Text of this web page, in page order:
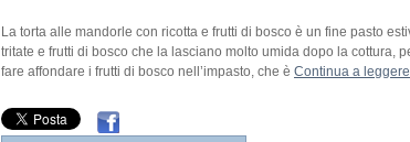
La torta alle mandorle con ricotta e frutti di bosco è un fine pasto
tritate e frutti di bosco che la lasciano molto umida dopo la cottura,
fare affondare i frutti di bosco nell’impasto, che è Continua a